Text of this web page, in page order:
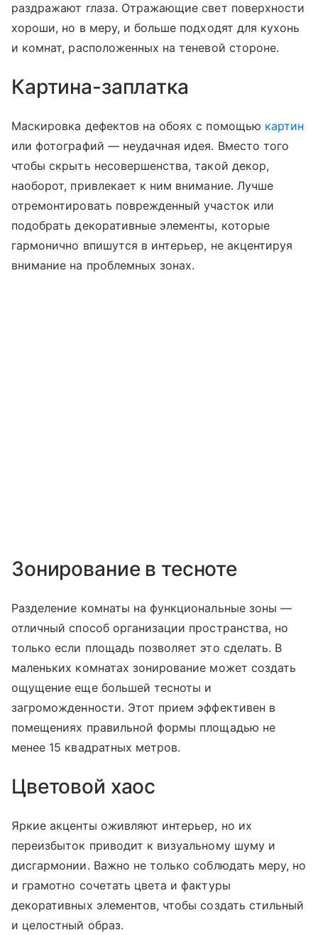
раздражают глаза. Отражающие свет поверхности
хороши, но в меру, и больше подходят для кухонь
и комнат, расположенных на теневой стороне.
Картина-заплатка
Маскировка дефектов на обоях с помощью картин
или фотографий — неудачная идея. Вместо того
чтобы скрыть несовершенства, такой декор,
наоборот, привлекает к ним внимание. Лучше
отремонтировать поврежденный участок или
подобрать декоративные элементы, которые
гармонично впишутся в интерьер, не акцентируя
внимание на проблемных зонах.
Зонирование в тесноте
Разделение комнаты на функциональные зоны —
отличный способ организации пространства, но
только если площадь позволяет это сделать. В
маленьких комнатах зонирование может создать
ощущение еще большей тесноты и
загроможденности. Этот прием эффективен в
помещениях правильной формы площадью не
менее 15 квадратных метров.
Цветовой хаос
Яркие акценты оживляют интерьер, но их
переизбыток приводит к визуальному шуму и
дисгармонии. Важно не только соблюдать меру, но
и грамотно сочетать цвета и фактуры
декоративных элементов, чтобы создать стильный
и целостный образ.